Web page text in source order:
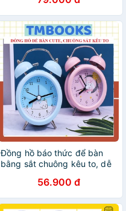
Đồng hồ báo thức để bàn
bằng sắt chuông kêu to, dễ
56.900 đ